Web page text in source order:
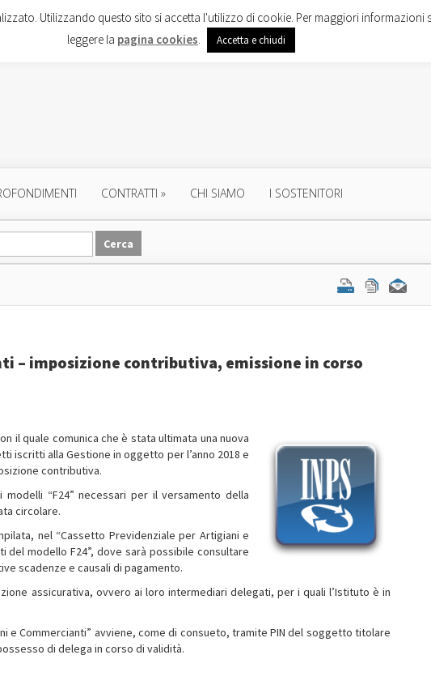
CONTRATTI » CHI SIAMO I SOSTENITORI
– imposizione contributiva, emissione in corso
il quale comunica che è stata ultimata una nuova
iscritti alla Gestione in oggetto per l’anno 2018 e
contributiva.
“F24” necessari per il versamento della
circolare.
nel “Cassetto Previdenziale per Artigiani e
del modello F24”, dove sarà possibile consultare
scadenze e causali di pagamento.
assicurativa, ovvero ai loro intermediari delegati, per i quali l’Istituto è in
e Commercianti” avviene, come di consueto, tramite PIN del soggetto titolare
di delega in corso di validità.
Utilizzando questo sito si accetta l'utilizzo di cookie. Per maggiori
leggere la pagina cookies. Accetta e chiudi